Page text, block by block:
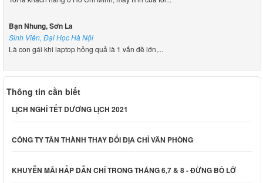
Bạn Nhung, Sơn La
Sinh Viên, Đại Học Hà Nội
Là con gái khi laptop hỏng quả là 1 vấn đề lớn,...
Thông tin cần biết
LỊCH NGHỈ TẾT DƯƠNG LỊCH 2021
CÔNG TY TÂN THÀNH THAY ĐỔI ĐỊA CHỈ VĂN PHÒNG
KHUYỄN MÃI HẤP DẪN CHỈ TRONG THÁNG 6,7 & 8 - ĐỪNG BỎ LỠ